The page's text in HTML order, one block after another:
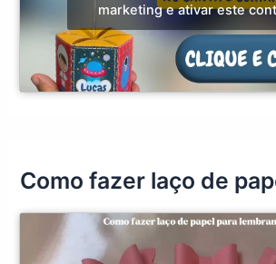
marketing e ativar este
Como fazer laço de